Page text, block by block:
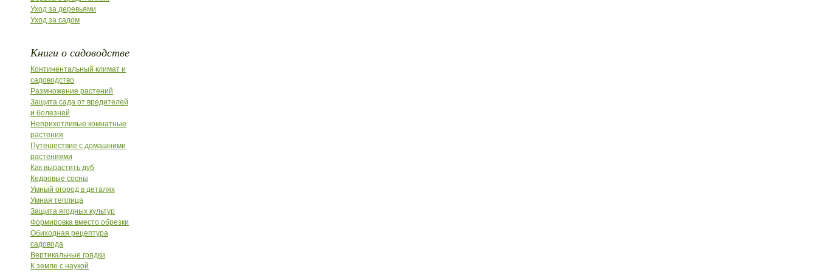
Уход за деревьями
Уход за садом
Книги о садоводстве
Континентальный климат и
садоводство
Размножение растений
Защита сада от вредителей
и болезней
Неприхотливые комнатные
растения
Путешествие с домашними
растениями
Как вырастить дуб
Кедровые сосны
Умный огород в деталях
Умная теплица
Защита ягодных культур
Формировка вместо обрезки
Обиходная рецептура
садовода
Вертикальные грядки
К земле с наукой